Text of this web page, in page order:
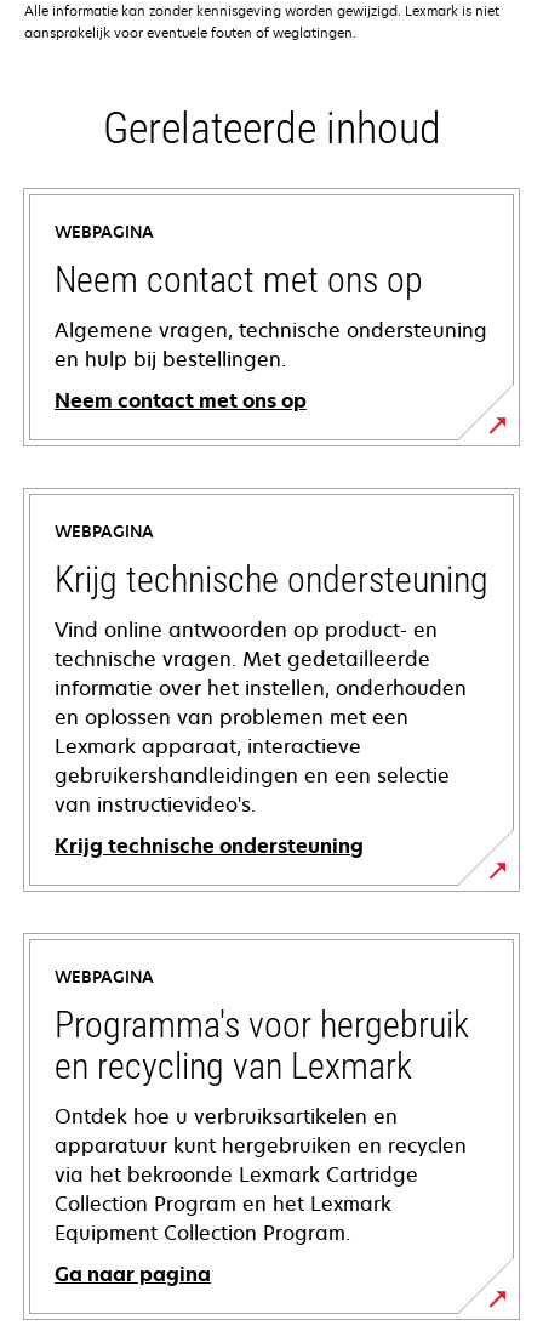
Alle informatie kan zonder kennisgeving worden gewijzigd. Lexmark is niet
aansprakelijk voor eventuele fouten of weglatingen.
Gerelateerde inhoud
WEBPAGINA
Neem contact met ons op
Algemene vragen, technische ondersteuning
en hulp bij bestellingen.
Neem contact met ons op
WEBPAGINA
Krijg technische ondersteuning
Vind online antwoorden op product- en
technische vragen. Met gedetailleerde
informatie over het instellen, onderhouden
en oplossen van problemen met een
Lexmark apparaat, interactieve
gebruikershandleidingen en een selectie
van instructievideo's.
Krijg technische ondersteuning
opens
in
new
tab
WEBPAGINA
Programma's voor hergebruik
en recycling van Lexmark
Ontdek hoe u verbruiksartikelen en
apparatuur kunt hergebruiken en recyclen
via het bekroonde Lexmark Cartridge
Collection Program en het Lexmark
Equipment Collection Program.
Ga naar pagina